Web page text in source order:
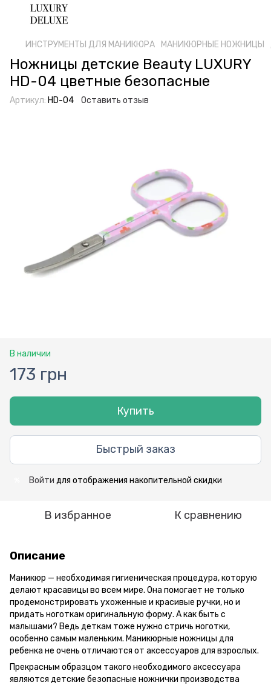
ИНСТРУМЕНТЫ ДЛЯ МАНИКЮРА МАНИКЮРНЫЕ НОЖНИЦЫ
Ножницы детские Beauty LUXURY
HD-04 цветные безопасные
Артикул: HD-04 Оставить отзыв
В наличии
173 грн
Купить
Быстрый заказ
Войти для отображения накопительной скидки
В избранное К сравнению
Описание
Маникюр — необходимая гигиеническая процедура, которую
делают красавицы во всем мире. Она помогает не только
продемонстрировать ухоженные и красивые ручки, но и
придать ноготкам оригинальную форму. А как быть с
малышами? Ведь деткам тоже нужно стричь ноготки,
особенно самым маленьким. Маникюрные ножницы для
ребенка не очень отличаются от аксессуаров для взрослых.
Прекрасным образцом такого необходимого аксессуара
являются детские безопасные ножнички производства